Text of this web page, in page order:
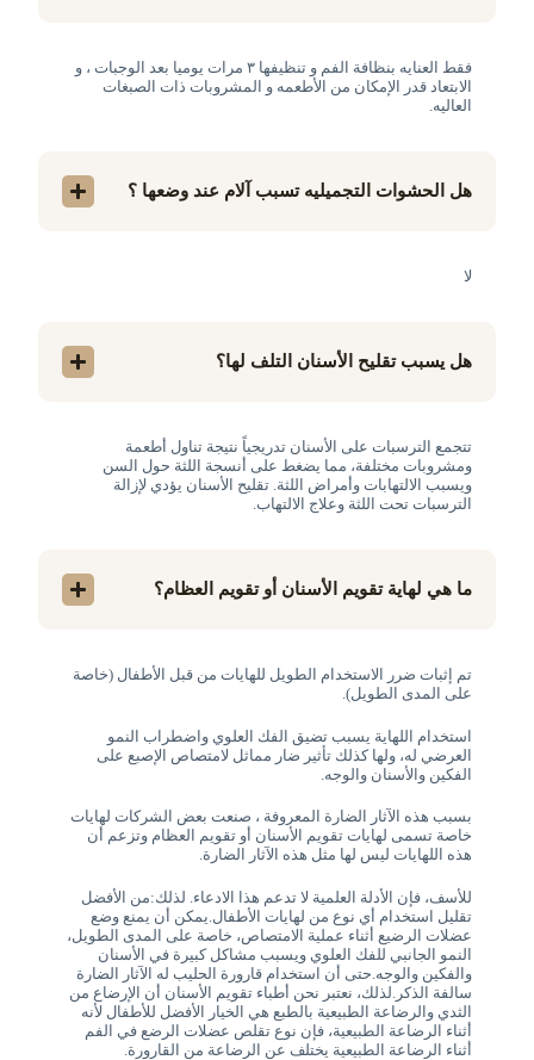
فقط العنايه بنظافة الفم و تنظيفها ٣ مرات يوميا بعد الوجبات ، و
الابتعاد قدر الإمكان من الأطعمه و المشروبات ذات الصبغات
العاليه.
هل الحشوات التجميليه تسبب آلام عند وضعها ؟
لا
هل يسبب تقليح الأسنان التلف لها؟
تتجمع الترسبات على الأسنان تدريجياً نتيجة تناول أطعمة
ومشروبات مختلفة، مما يضغط على أنسجة اللثة حول السن
ويسبب الالتهابات وأمراض اللثة. تقليح الأسنان يؤدي لإزالة
الترسبات تحت اللثة وعلاج الالتهاب.
ما هي لهاية تقويم الأسنان أو تقويم العظام؟
تم إثبات ضرر الاستخدام الطويل للهايات من قبل الأطفال (خاصة
على المدى الطويل).
استخدام اللهاية يسبب تضيق الفك العلوي واضطراب النمو
العرضي له، ولها كذلك تأثير ضار مماثل لامتصاص الإصبع على
الفكين والأسنان والوجه.
بسبب هذه الآثار الضارة المعروفة ، صنعت بعض الشركات لهايات
خاصة تسمى لهايات تقويم الأسنان أو تقويم العظام وتزعم أن
هذه اللهايات ليس لها مثل هذه الآثار الضارة.
للأسف، فإن الأدلة العلمية لا تدعم هذا الادعاء. لذلك:من الأفضل
تقليل استخدام أي نوع من لهايات الأطفال.يمكن أن يمنع وضع
عضلات الرضيع أثناء عملية الامتصاص، خاصة على المدى الطويل،
النمو الجانبي للفك العلوي ويسبب مشاكل كبيرة في الأسنان
والفكين والوجه.حتى أن استخدام قارورة الحليب له الآثار الضارة
سالفة الذكر.لذلك، نعتبر نحن أطباء تقويم الأسنان أن الإرضاع من
الثدي والرضاعة الطبيعية بالطبع هي الخيار الأفضل للأطفال لأنه
أثناء الرضاعة الطبيعية، فإن نوع تقلص عضلات الرضع في الفم
أثناء الرضاعة الطبيعية يختلف عن الرضاعة من القارورة.